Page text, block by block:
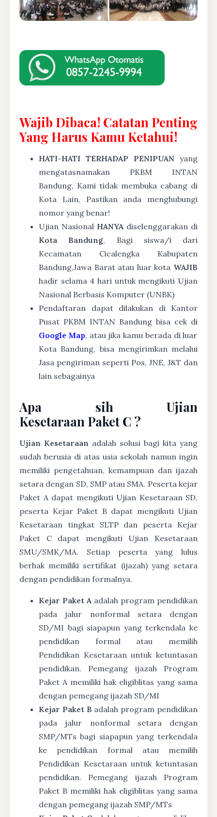
Wajib Dibaca! Catatan Penting
Yang Harus Kamu Ketahui!
HATI-HATI TERHADAP PENIPUAN yang
mengatasnamakan PKBM INTAN
Bandung, Kami tidak membuka cabang di
Kota Lain, Pastikan anda menghubungi
nomor yang benar!
Ujian Nasional HANYA diselenggarakan di
Kota Bandung, Bagi siswa/i dari
Kecamatan Cicalengka Kabupaten
Bandung,Jawa Barat atau luar kota WAJIB
hadir selama 4 hari untuk mengikuti Ujian
Nasional Berbasis Komputer (UNBK)
Pendaftaran dapat dilakukan di Kantor
Pusat PKBM INTAN Bandung bisa cek di
Google Map, atau jika kamu berada di luar
Kota Bandung, bisa mengirimkan melalui
Jasa pengiriman seperti Pos, JNE, J&T dan
lain sebagainya
Apa sih Ujian
Kesetaraan Paket C ?
Ujian Kesetaraan adalah solusi bagi kita yang
sudah berusia di atas usia sekolah namun ingin
memiliki pengetahuan, kemampuan dan ijazah
setara dengan SD, SMP atau SMA. Peserta kejar
Paket A dapat mengikuti Ujian Kesetaraan SD,
peserta Kejar Paket B dapat mengikuti Ujian
Kesetaraan tingkat SLTP dan peserta Kejar
Paket C dapat mengikuti Ujian Kesetaraan
SMU/SMK/MA. Setiap peserta yang lulus
berhak memiliki sertifikat (ijazah) yang setara
dengan pendidikan formalnya.
Kejar Paket A adalah program pendidikan
pada jalur nonformal setara dengan
SD/MI bagi siapapun yang terkendala ke
pendidikan formal atau memilih
Pendidikan Kesetaraan untuk ketuntasan
pendidikan. Pemegang ijazah Program
Paket A memiliki hak eligiblitas yang sama
dengan pemegang ijazah SD/MI
Kejar Paket B adalah program pendidikan
pada jalur nonformal setara dengan
SMP/MTs bagi siapapun yang terkendala
ke pendidikan formal atau memilih
Pendidikan Kesetaraan untuk ketuntasan
pendidikan. Pemegang ijazah Program
Paket B memiliki hak eligiblitas yang sama
dengan pemegang ijazah SMP/MTs